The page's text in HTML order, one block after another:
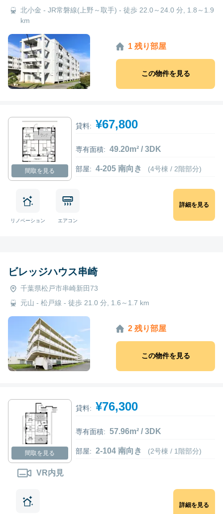
北小金 - JR常磐線(上野～取手) - 徒歩 22.0～24.0 分, 1.8～1.9
km
1 残り部屋
この物件を見る
間取を見る
貸料: ¥67,800
専有面積: 49.20m² / 3DK
部屋: 4-205 南向き (4号棟 / 2階部分)
リノベーション エアコン
詳細を見る
ビレッジハウス串崎
千葉県松戸市串崎新田73
元山 - 松戸線 - 徒歩 21.0 分, 1.6～1.7 km
2 残り部屋
この物件を見る
間取を見る
VR内見
貸料: ¥76,300
専有面積: 57.96m² / 3DK
部屋: 2-104 南向き (2号棟 / 1階部分)
詳細を見る